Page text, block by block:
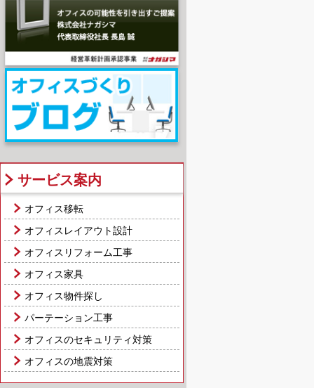
サービス案内
オフィス移転
オフィスレイアウト設計
オフィスリフォーム工事
オフィス家具
オフィス物件探し
パーテーション工事
オフィスのセキュリティ対策
オフィスの地震対策